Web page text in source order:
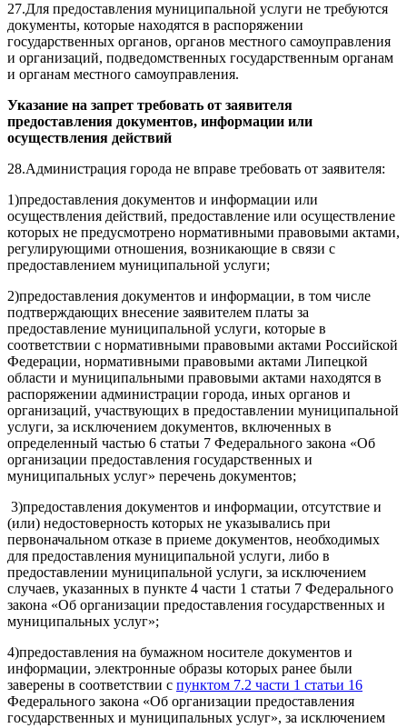
27.Для предоставления муниципальной услуги не требуются
документы, которые находятся в распоряжении
государственных органов, органов местного самоуправления
и организаций, подведомственных государственным органам
и органам местного самоуправления.
Указание на запрет требовать от заявителя
предоставления документов, информации или
осуществления действий
28.Администрация города не вправе требовать от заявителя:
1)предоставления документов и информации или
осуществления действий, предоставление или осуществление
которых не предусмотрено нормативными правовыми актами,
регулирующими отношения, возникающие в связи с
предоставлением муниципальной услуги;
2)предоставления документов и информации, в том числе
подтверждающих внесение заявителем платы за
предоставление муниципальной услуги, которые в
соответствии с нормативными правовыми актами Российской
Федерации, нормативными правовыми актами Липецкой
области и муниципальными правовыми актами находятся в
распоряжении администрации города, иных органов и
организаций, участвующих в предоставлении муниципальной
услуги, за исключением документов, включенных в
определенный частью 6 статьи 7 Федерального закона «Об
организации предоставления государственных и
муниципальных услуг» перечень документов;
3)предоставления документов и информации, отсутствие и
(или) недостоверность которых не указывались при
первоначальном отказе в приеме документов, необходимых
для предоставления муниципальной услуги, либо в
предоставлении муниципальной услуги, за исключением
случаев, указанных в пункте 4 части 1 статьи 7 Федерального
закона «Об организации предоставления государственных и
муниципальных услуг»;
4)предоставления на бумажном носителе документов и
информации, электронные образы которых ранее были
заверены в соответствии с пунктом 7.2 части 1 статьи 16
Федерального закона «Об организации предоставления
государственных и муниципальных услуг», за исключением